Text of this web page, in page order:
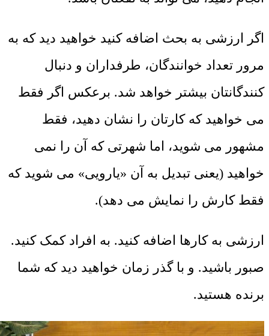
اگر ارزشی به بحث اضافه کنید خواهید دید که به
مرور تعداد خوانندگان، طرفداران و دنبال
کنندگانتان بیشتر خواهد شد. برعکس اگر فقط
می خواهید که کارتان را نشان دهید، فقط
مشهور می شوید، اما شهرتی که آن را نمی
خواهید (یعنی تبدیل به آن «یارویی» می شوید که
فقط کارش را نمایش می دهد).
ارزشی به کارها اضافه کنید. به افراد کمک کنید.
صبور باشید. و با گذر زمان خواهید دید که شما
برنده هستید.